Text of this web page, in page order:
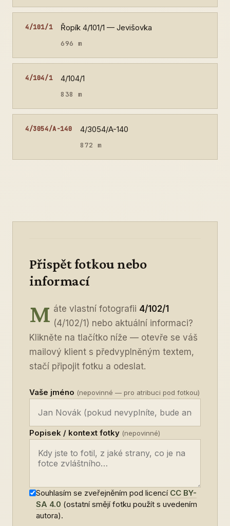
4/101/1 Řopík 4/101/1 — Jevišovka
696 m
4/104/1 4/104/1
838 m
4/3054/A-140 4/3054/A-140
872 m
Přispět fotkou nebo
informací
M áte vlastní fotografii 4/102/1
(4/102/1) nebo aktuální informaci?
Klikněte na tlačítko níže — otevře se váš
mailový klient s předvyplněným textem,
stačí připojit fotku a odeslat.
Vaše jméno (nepovinné — pro atribuci pod fotkou)
Popisek / kontext fotky (nepovinné)
Souhlasím se zveřejněním pod licencí CC BY-
SA 4.0 (ostatní smějí fotku použít s uvedením
autora).